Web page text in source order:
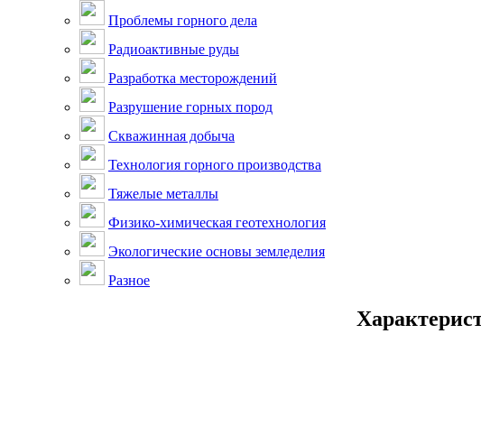
Проблемы горного дела
Радиоактивные руды
Разработка месторождений
Разрушение горных пород
Скважинная добыча
Технология горного производства
Тяжелые металлы
Физико-химическая геотехнология
Экологические основы земледелия
Разное